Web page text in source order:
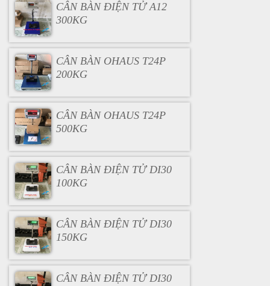
CÂN BÀN ĐIỆN TỬ A12
300KG
CÂN BÀN OHAUS T24P
200KG
CÂN BÀN OHAUS T24P
500KG
CÂN BÀN ĐIỆN TỬ DI30
100KG
CÂN BÀN ĐIỆN TỬ DI30
150KG
CÂN BÀN ĐIỆN TỬ DI30